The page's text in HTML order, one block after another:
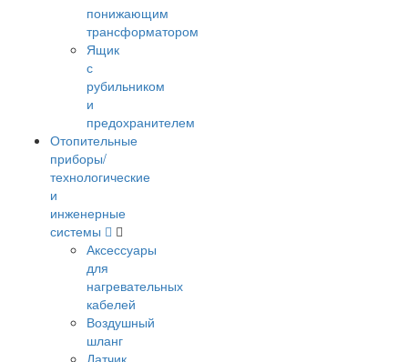
понижающим
трансформатором
Ящик
с
рубильником
и
предохранителем
Отопительные
приборы/
технологические
и
инженерные
системы
Аксессуары
для
нагревательных
кабелей
Воздушный
шланг